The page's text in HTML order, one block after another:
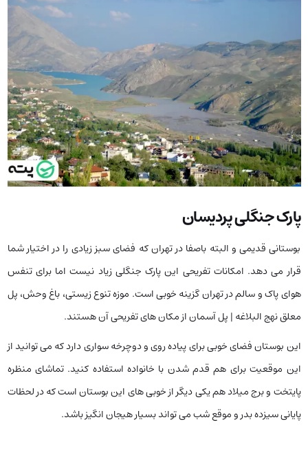
پارک جنگلی پردیسان
بوستانی قدیمی و البته باصفا در تهران که فضای سبز زیادی را در اختیار شما
قرار می دهد. امکانات تفریحی این پارک جنگلی زیاد نیست اما برای تنفس
هوای پاک و سالم در تهران گزینه خوبی است. موزه تنوع زیستی، باغ وحش، پل
معلق نهج البلاغه | پل آسمان از مکان های تفریحی آن هستند.
این بوستان فضای خوبی برای پیاده روی و دوچرخه سواری دارد که می توانید از
این موقعیت برای هم قدم شدن با خانواده استفاده کنید. تماشای منظره
پایتخت و برج میلاد هم یکی دیگر از خوبی های این بوستان است که در لحظات
پایانی سیزده بدر و موقع شب می تواند بسیار هیجان انگیز باشد.